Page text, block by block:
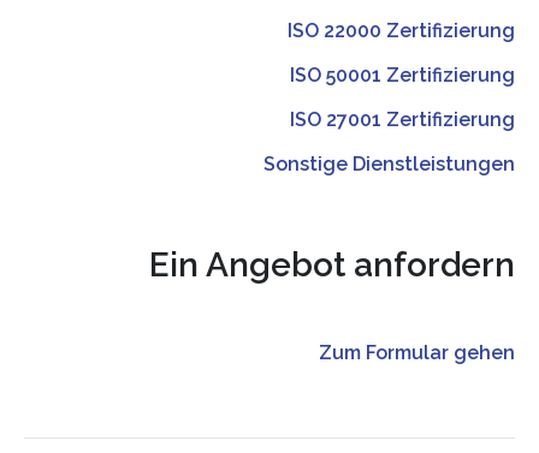
ISO 22000 Zertifizierung
ISO 50001 Zertifizierung
ISO 27001 Zertifizierung
Sonstige Dienstleistungen
Ein Angebot anfordern
Zum Formular gehen